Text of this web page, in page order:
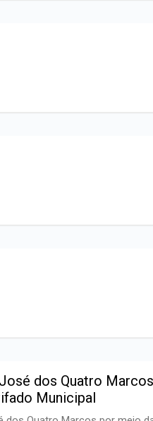
dos Quatro
Municipal